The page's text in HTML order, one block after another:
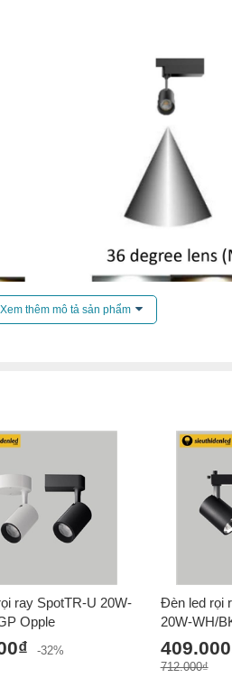
giờ chiếu sáng.
Xem thêm mô tả sản phẩm
ray SpotTR-U 20W-
Opple
-32%
Đèn led rọi
20W-WH/
712.000₫